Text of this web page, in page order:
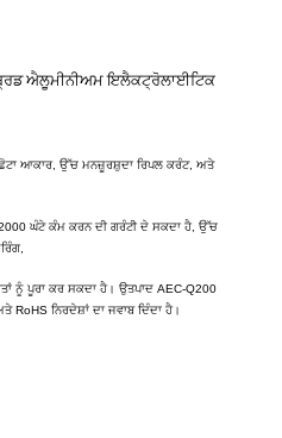
ਐਲੂਮੀਨੀਅਮ ਇਲੈਕਟ੍ਰੋਲਾਈਟਿਕ
ਆਕਾਰ, ਉੱਚ ਮਨਜ਼ੂਰਸ਼ੁਦਾ ਰਿਪਲ ਕਰੰਟ, ਅਤੇ
ਘੰਟੇ ਕੰਮ ਕਰਨ ਦੀ ਗਰੰਟੀ ਦੇ ਸਕਦਾ ਹੈ, ਉੱਚ
ਨੂੰ ਪੂਰਾ ਕਰ ਸਕਦਾ ਹੈ। ਉਤਪਾਦ AEC-Q200
RoHS ਨਿਰਦੇਸ਼ਾਂ ਦਾ ਜਵਾਬ ਦਿੰਦਾ ਹੈ।